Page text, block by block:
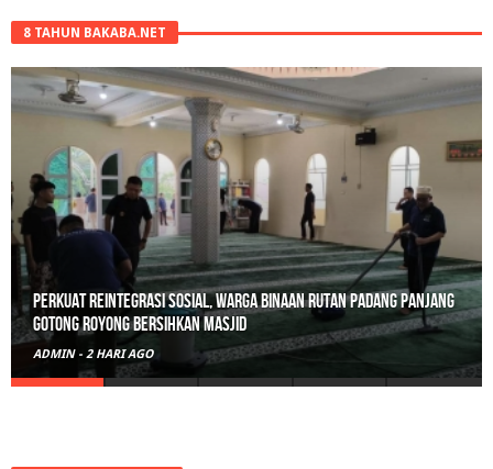
8 TAHUN BAKABA.NET
Polisi Sita 82 Paket Ganja Siap Edar di Tanah Datar
ADMIN - 3 HARI AGO